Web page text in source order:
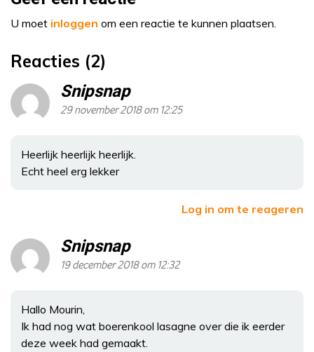
U moet inloggen om een reactie te kunnen plaatsen.
Reacties (2)
Snipsnap
29 november 2018 om 12:25
Heerlijk heerlijk heerlijk.
Echt heel erg lekker
Log in om te reageren
Snipsnap
19 december 2018 om 12:32
Hallo Mourin,
Ik had nog wat boerenkool lasagne over die ik eerder
deze week had gemaakt.